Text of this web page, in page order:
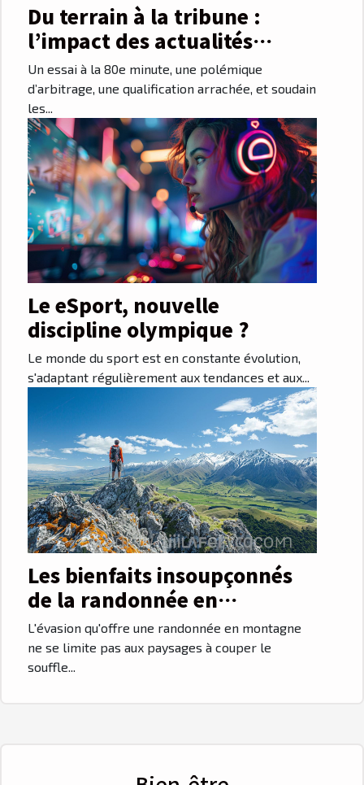
Du terrain à la tribune :
l’impact des actualités
sportives sur les ventes de
billets
Un essai à la 80e minute, une polémique
d’arbitrage, une qualification arrachée, et soudain
les...
Le eSport, nouvelle
discipline olympique ?
Le monde du sport est en constante évolution,
s'adaptant régulièrement aux tendances et aux...
Les bienfaits insoupçonnés
de la randonnée en
montagne
L'évasion qu'offre une randonnée en montagne
ne se limite pas aux paysages à couper le
souffle...